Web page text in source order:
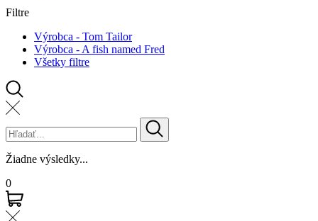
Filtre
Výrobca - Tom Tailor
Výrobca - A fish named Fred
Všetky filtre
Žiadne výsledky...
0